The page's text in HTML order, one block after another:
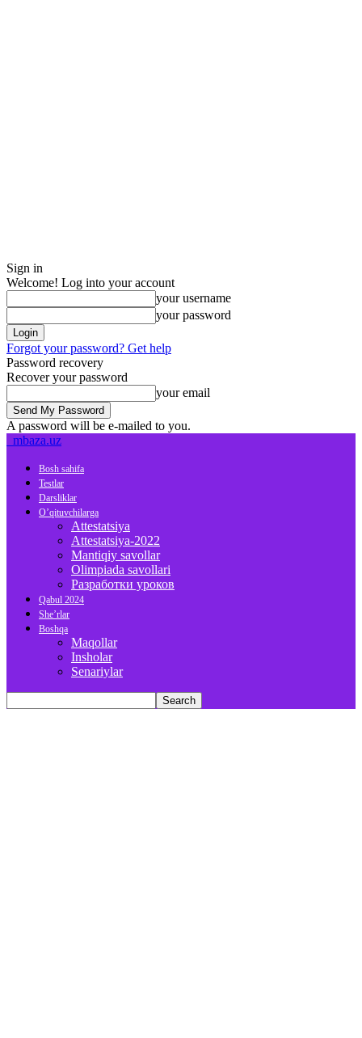
Sign in
Welcome! Log into your account
your username
your password
Forgot your password? Get help
Password recovery
Recover your password
your email
A password will be e-mailed to you.
mbaza.uz
Bosh sahifa
Testlar
Darsliklar
O’qituvchilarga
Attestatsiya
Attestatsiya-2022
Mantiqiy savollar
Olimpiada savollari
Разработки уроков
Qabul 2024
She’rlar
Boshqa
Maqollar
Insholar
Senariylar